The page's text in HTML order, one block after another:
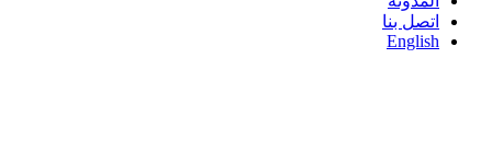
اتصل بنا
English